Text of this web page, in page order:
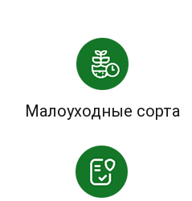
Малоуходные сорта